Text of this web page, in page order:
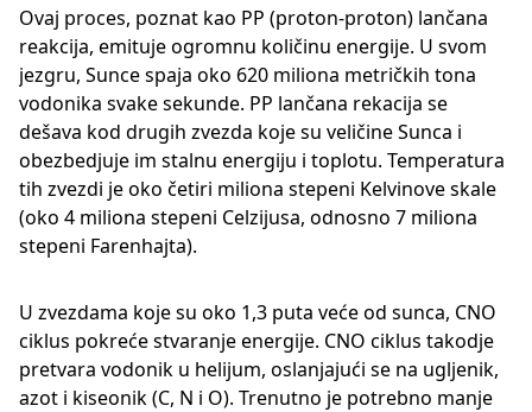
Ovaj proces, poznat kao PP (proton-proton) lančana
reakcija, emituje ogromnu količinu energije. U svom
jezgru, Sunce spaja oko 620 miliona metričkih tona
vodonika svake sekunde. PP lančana rekacija se
dešava kod drugih zvezda koje su veličine Sunca i
obezbedjuje im stalnu energiju i toplotu. Temperatura
tih zvezdi je oko četiri miliona stepeni Kelvinove skale
(oko 4 miliona stepeni Celzijusa, odnosno 7 miliona
stepeni Farenhajta).
U zvezdama koje su oko 1,3 puta veće od sunca, CNO
ciklus pokreće stvaranje energije. CNO ciklus takodje
pretvara vodonik u helijum, oslanjajući se na ugljenik,
azot i kiseonik (C, N i O). Trenutno je potrebno manje